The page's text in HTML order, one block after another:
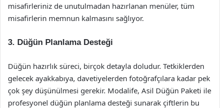
misafirleriniz de unutulmadan hazırlanan menüler, tüm
misafirlerin memnun kalmasını sağlıyor.
3. Düğün Planlama Desteği
Düğün hazırlık süreci, birçok detayla doludur. Tetkiklerden
gelecek ayakkabıya, davetiyelerden fotoğrafçılara kadar pek
çok şey düşünülmesi gerekir. Modalife, Asil Düğün Paketi ile
profesyonel düğün planlama desteği sunarak çiftlerin bu